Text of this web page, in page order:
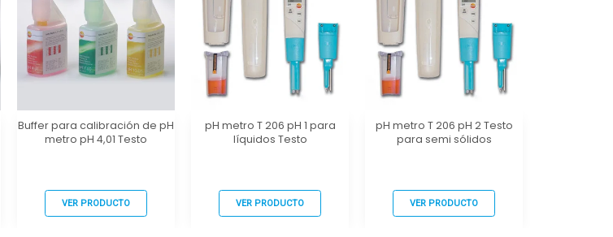
Buffer para calibración de pH
metro pH 4,01 Testo
VER PRODUCTO
pH metro T 206 pH 1 para
líquidos Testo
VER PRODUCTO
pH metro T 206 pH 2 Testo
para semi sólidos
VER PRODUCTO